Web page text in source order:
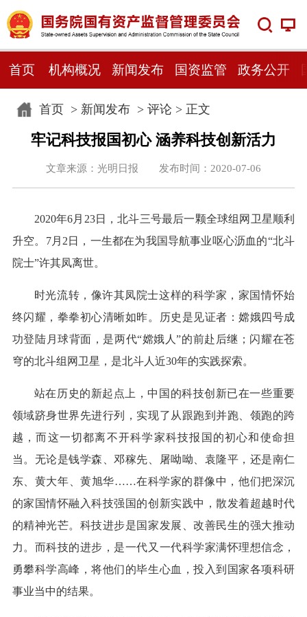
首页 机构概况 新闻发布 国资监管 政务公开
首页> 新闻发布> 评论 > 正文
牢记科技报国初心 涵养科技创新活力
文章来源：光明日报 发布时间：2020-07-06
2020年6月23日，北斗三号最后一颗全球组网卫星顺利
升空。7月2日，一生都在为我国导航事业呕心沥血的“北斗
院士”许其凤离世。
时光流转，像许其凤院士这样的科学家，家国情怀始
终闪耀，拳拳初心清晰如昨。历史是见证者：嫦娥四号成
功登陆月球背面，是两代“嫦娥人”的前赴后继；闪耀在苍
穹的北斗组网卫星，是北斗人近30年的实践探索。
站在历史的新起点上，中国的科技创新已在一些重要
领域跻身世界先进行列，实现了从跟跑到并跑、领跑的跨
越，而这一切都离不开科学家科技报国的初心和使命担
当。无论是钱学森、邓稼先、屠呦呦、袁隆平，还是南仁
东、黄大年、黄旭华……在科学家的群像中，他们把深沉
的家国情怀融入科技强国的创新实践中，散发着超越时代
的精神光芒。科技进步是国家发展、改善民生的强大推动
力。而科技的进步，是一代又一代科学家满怀理想信念，
勇攀科学高峰，将他们的毕生心血，投入到国家各项科研
事业当中的结果。